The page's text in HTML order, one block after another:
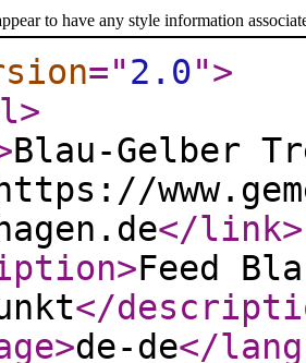
to have any style information
="2.0">
>
Blau-Gelber
https://
</link>
>Feed
</
>de-de</